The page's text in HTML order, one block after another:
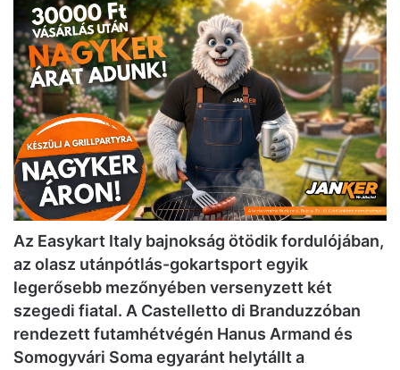
Az Easykart Italy bajnokság ötödik fordulójában,
az olasz utánpótlás-gokartsport egyik
legerősebb mezőnyében versenyzett két
szegedi fiatal. A Castelletto di Branduzzóban
rendezett futamhétvégén Hanus Armand és
Somogyvári Soma egyaránt helytállt a